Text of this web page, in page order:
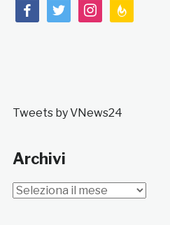
facebooktwitterinstagramfeedburner
Tweets by VNews24
Archivi
Archivi